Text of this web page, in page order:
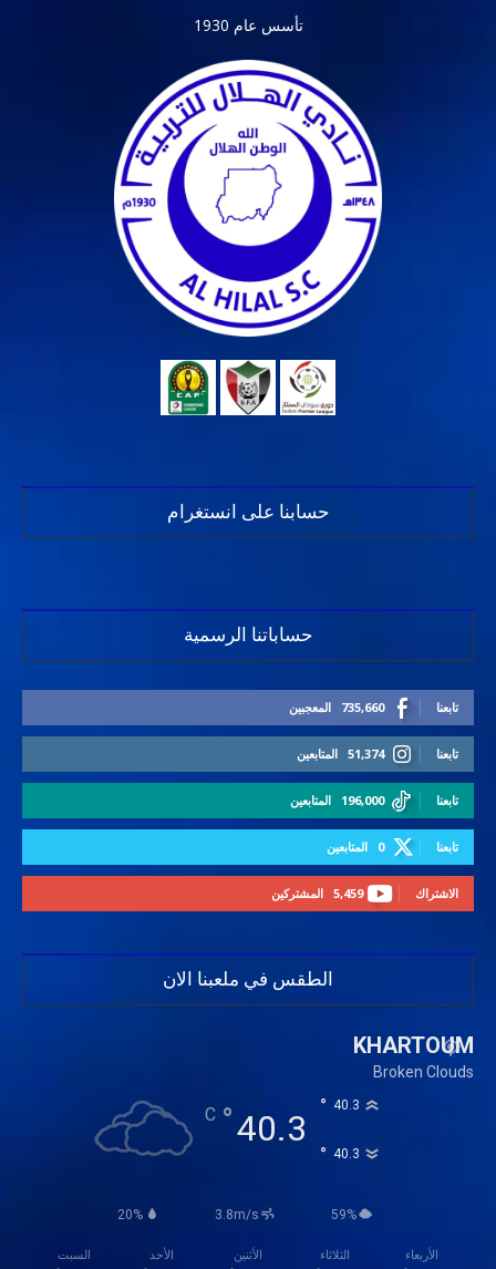
تأسس عام 1930
حسابنا على انستغرام
حساباتنا الرسمية
735,660 المعجبين تابعنا
51,374 المتابعين تابعنا
196,000 المتابعين تابعنا
0 المتابعين تابعنا
5,459 المشتركين الاشتراك
الطقس في ملعبنا الان
KHARTOUM
Broken Clouds
40.3
°
C 40.3
°
40.3
°
20% 3.8m/s 59%
السبت الأحد الأثنين الثلاثاء الأربعاء